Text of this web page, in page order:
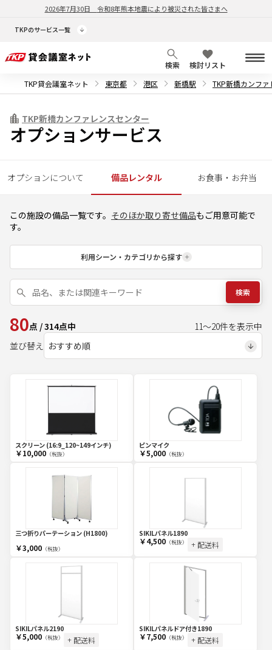
2026年7月30日 令和8年熊本地震により被災された皆さまへ
TKPのサービス一覧
検索
検討リスト
TKP貸会議室ネット
東京都 港区 新橋駅 TKP新橋カンフ
TKP新橋カンファレンスセンター
オプションサービス
オプションについて 備品レンタル お食事・お弁当
この施設の備品一覧です。 そのほか取り寄せ備品もご用意可能で
す。
利用シーン・カテゴリから探す
検索
80点 /314点中 11～20件を表示中
並び替え
スクリーン (16:9_120~149インチ)
￥10,000（税抜）
ピンマイク
￥5,000（税抜）
三つ折りパーテーション (H1800)
￥3,000（税抜）
SIKILパネル1890
￥4,500（税抜） + 配送料
SIKILパネル2190
￥5,000（税抜） + 配送料
SIKILパネルドア付き1890
￥7,500（税抜） + 配送料